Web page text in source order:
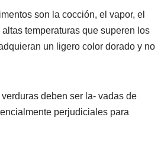
son la cocción, el vapor, el
temperaturas que superen los
un ligero color dorado y no
deben ser la- vadas de
perjudiciales para